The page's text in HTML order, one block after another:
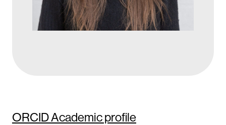
ORCID Academic profile